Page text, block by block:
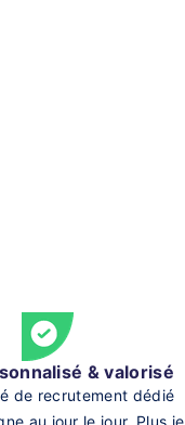
& valorisé
de recrutement dédié
au jour le jour. Plus je